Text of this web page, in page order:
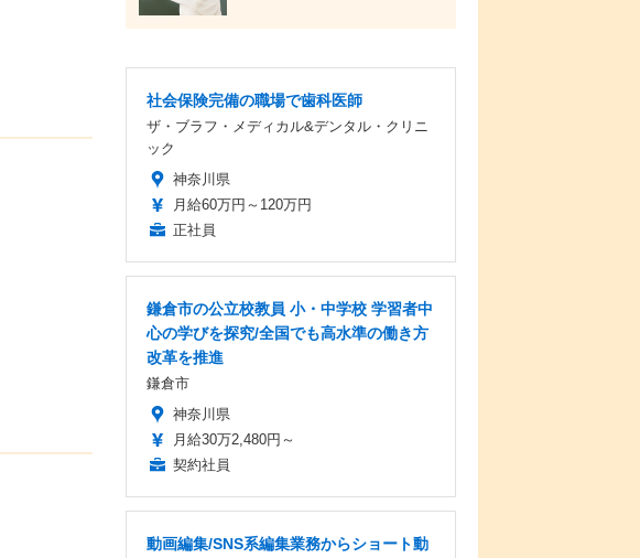
社会保険完備の職場で歯科医師
ザ・ブラフ・メディカル&デンタル・クリニ
ック
神奈川県
月給60万円～120万円
正社員
鎌倉市の公立校教員 小・中学校 学習者中
心の学びを探究/全国でも高水準の働き方
改革を推進
鎌倉市
神奈川県
月給30万2,480円～
契約社員
動画編集/SNS系編集業務からショート動